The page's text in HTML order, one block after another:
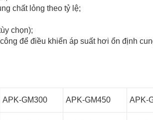
chất lỏng theo tỷ lệ;
chọn);
để điều khiển áp suất hơi ổn định
APK-GM300 APK-GM450 APK-